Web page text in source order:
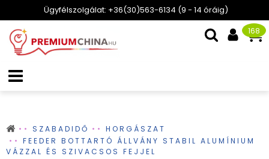
Ügyfélszolgálat: +36(30)563-6134 (9 - 14 óráig)
168
SZABADIDŐ
HORGÁSZAT
FEEDER BOTTARTÓ ÁLLVÁNY STABIL ALUMÍNIUM
VÁZZAL ÉS SZIVACSOS FEJJEL